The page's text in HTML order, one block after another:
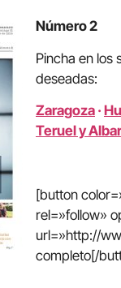
Número 2
Pincha en los
deseadas:
Zaragoza·
Teruel y
[button
rel=»follow»
url=»http://
completo[/